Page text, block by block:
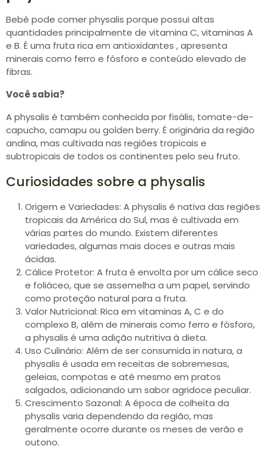
Bebê pode comer physalis porque possui altas
quantidades principalmente de vitamina C, vitaminas A
e B. É uma fruta rica em antioxidantes , apresenta
minerais como ferro e fósforo e conteúdo elevado de
fibras.
Você sabia?
A physalis é também conhecida por fisális, tomate-de-
capucho, camapu ou golden berry. É originária da região
andina, mas cultivada nas regiões tropicais e
subtropicais de todos os continentes pelo seu fruto.
Curiosidades sobre a physalis
Origem e Variedades: A physalis é nativa das regiões
tropicais da América do Sul, mas é cultivada em
várias partes do mundo. Existem diferentes
variedades, algumas mais doces e outras mais
ácidas.
Cálice Protetor: A fruta é envolta por um cálice seco
e foliáceo, que se assemelha a um papel, servindo
como proteção natural para a fruta.
Valor Nutricional: Rica em vitaminas A, C e do
complexo B, além de minerais como ferro e fósforo,
a physalis é uma adição nutritiva à dieta.
Uso Culinário: Além de ser consumida in natura, a
physalis é usada em receitas de sobremesas,
geleias, compotas e até mesmo em pratos
salgados, adicionando um sabor agridoce peculiar.
Crescimento Sazonal: A época de colheita da
physalis varia dependendo da região, mas
geralmente ocorre durante os meses de verão e
outono.